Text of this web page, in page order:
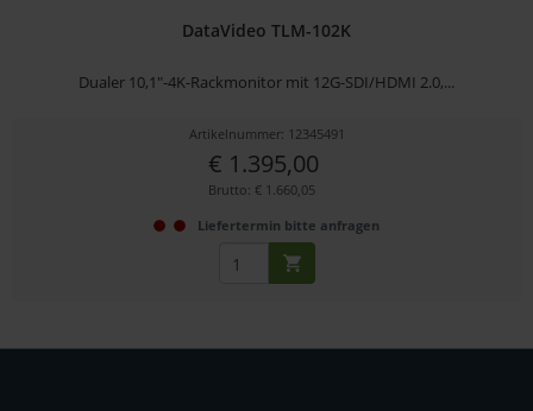
DataVideo TLM-102K
Dualer 10,1"-4K-Rackmonitor mit 12G-SDI/HDMI 2.0,...
Artikelnummer: 12345491
€ 1.395,00
Brutto: € 1.660,05
Liefertermin bitte anfragen